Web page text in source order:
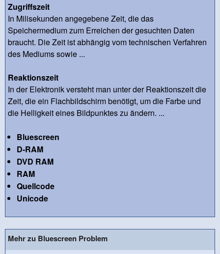
Zugriffszeit
In Milisekunden angegebene Zeit, die das
Speichermedium zum Erreichen der gesuchten Daten
braucht. Die Zeit ist abhängig vom technischen Verfahren
des Mediums sowie ...
Reaktionszeit
In der Elektronik versteht man unter der Reaktionszeit die
Zeit, die ein Flachbildschirm benötigt, um die Farbe und
die Helligkeit eines Bildpunktes zu ändern. ...
Bluescreen
D-RAM
DVD RAM
RAM
Quellcode
Unicode
Mehr zu Bluescreen Problem